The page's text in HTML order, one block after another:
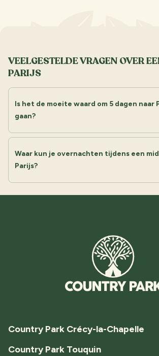
VEELGESTELDE VRAGEN OVER
PARIJS
Is het de moeite waard om 5 dagen naar
gaan?
Waar kun je overnachten tijdens een
Parijs?
Country Park Crécy-la-Chapelle
Country Park Touquin